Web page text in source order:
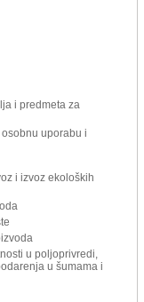
i predmeta za
uporabu i
i izvoz ekoloških
u poljoprivredi,
u šumama i